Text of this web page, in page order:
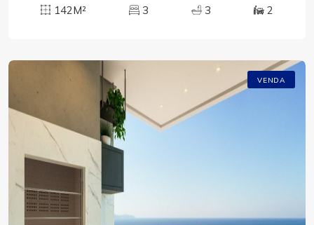
142M² 3 3 2
VENDA